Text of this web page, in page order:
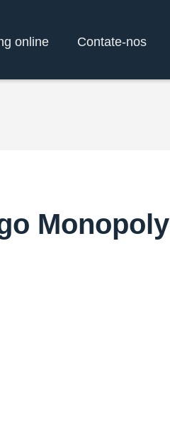
online Contate-nos
Monopoly